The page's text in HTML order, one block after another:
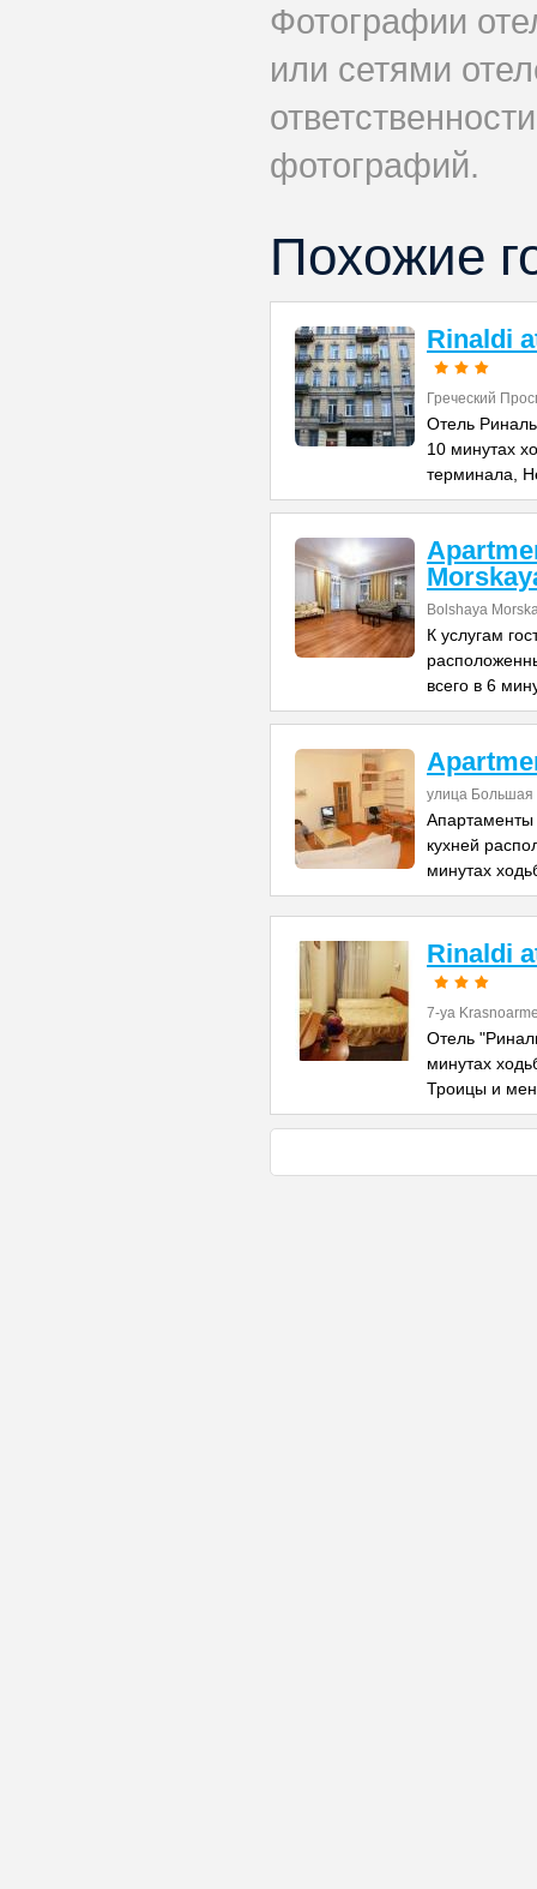
Фотографии
или сетями
фотографий.
Похожие
Rinaldi
Греческий
Отель
10 минутах
терминала,
Bolshaya
К услугам
всего в 6
улица Большая
кухней
минутах
Rinaldi
7-ya
Отель
минутах
Троицы и